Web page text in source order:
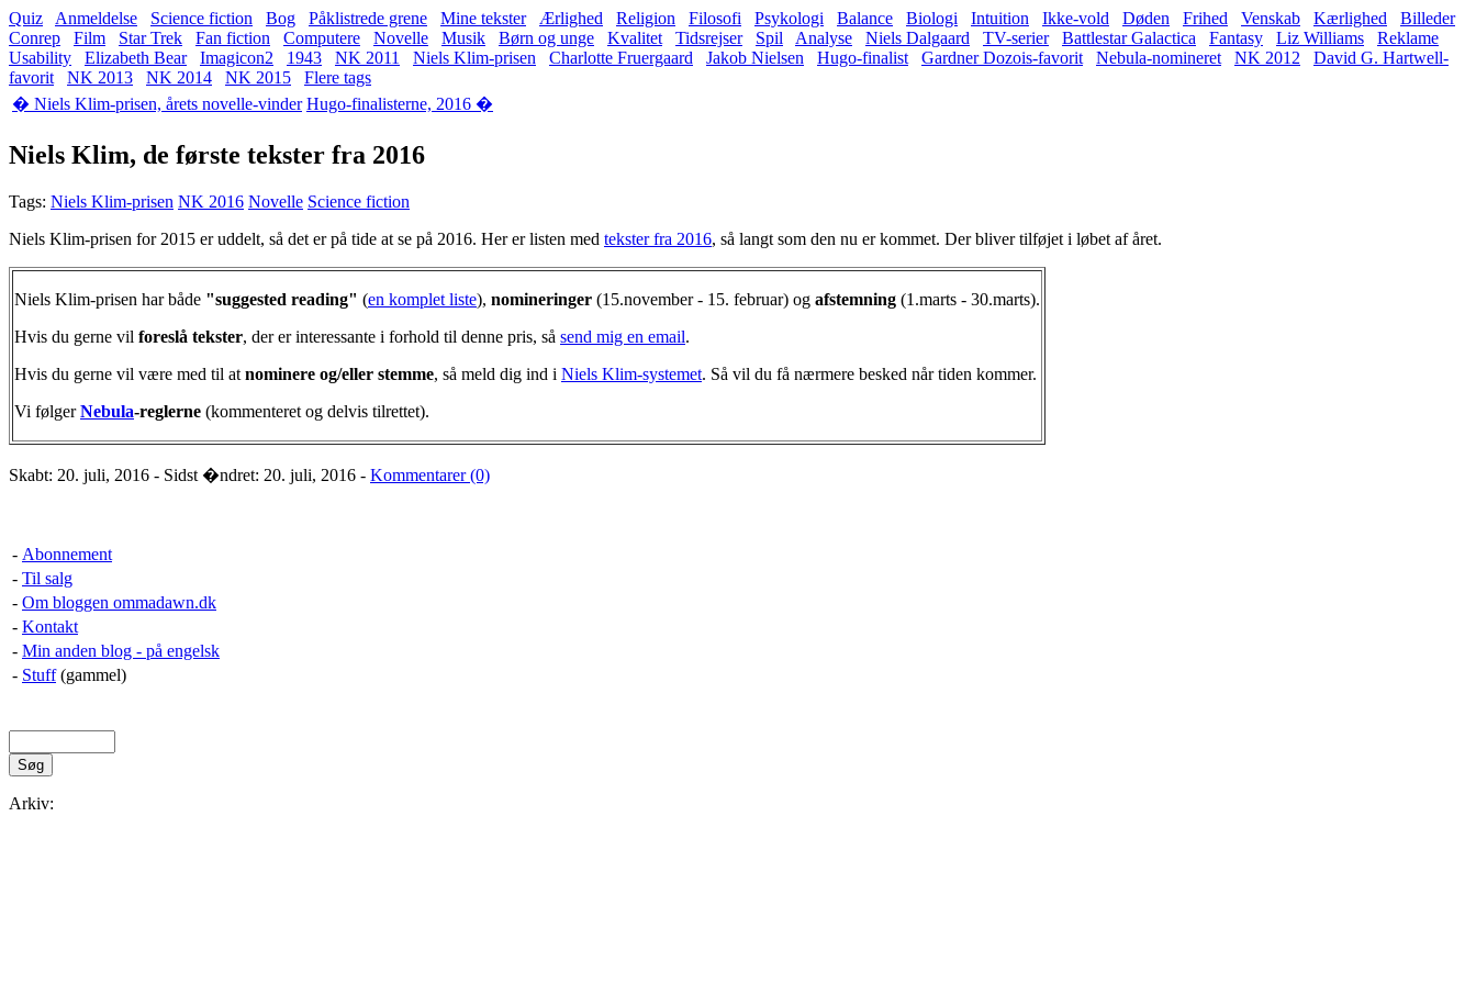
Quiz Anmeldelse Science fiction Bog Påklistrede grene Mine tekster Ærlighed Religion Filosofi Psykologi Balance Biologi Intuition Ikke-vold Døden Frihed Venskab Kærlighed
Billeder
Conrep
Film Star Trek Fan fiction Computere Novelle Musik Børn og unge Kvalitet Tidsrejser Spil Analyse Niels Dalgaard TV-serier Battlestar Galactica Fantasy Liz Williams
Reklame
Usability
Elizabeth Bear Imagicon2 1943 NK 2011 Niels Klim-prisen Charlotte Fruergaard Jakob Nielsen Hugo-finalist Gardner Dozois-favorit Nebula-nomineret NK 2012
David G. Hartwell-
favorit
NK 2013 NK 2014 NK 2015
Flere tags
� Niels Klim-prisen, årets novelle-vinder Hugo-finalisterne, 2016 �
Niels Klim, de første tekster fra 2016
Tags: Niels Klim-prisen NK 2016 Novelle Science fiction
Niels Klim-prisen for 2015 er uddelt, så det er på tide at se på 2016. Her er listen med tekster fra 2016, så langt som den nu er kommet. Der bliver tilføjet i løbet af året.
Niels Klim-prisen har både "suggested reading" (en komplet liste), nomineringer (15.november - 15. februar) og afstemning (1.marts - 30.marts).
Hvis du gerne vil foreslå tekster, der er interessante i forhold til denne pris, så send mig en email.
Hvis du gerne vil være med til at nominere og/eller stemme, så meld dig ind i Niels Klim-systemet. Så vil du få nærmere besked når tiden kommer.
Vi følgerNebula-reglerne (kommenteret og delvis tilrettet).
Skabt: 20. juli, 2016 - Sidst �ndret: 20. juli, 2016 - Kommentarer (0)
- Abonnement
- Til salg
- Om bloggen ommadawn.dk
- Kontakt
- Min anden blog - på engelsk
- Stuff(gammel)
Arkiv: